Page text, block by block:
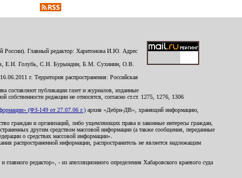
России). Главный редактор: Харитонова И.Ю. Адрес
Е.Н. Голубь, С.Н. Бурындин, Б.М. Сухинин, О.В.
г. Территория распространения: Российская
составляют публикации газет и журналов, изданные
редакции не относятся, согласно ст.ст. 1275, 1276, 1306
(ФЗ-149 от 27.07.06 г.) архив «Дебри-ДВ», хранящий информацию,
граждан и организаций, либо ущемляющих права и законные интересы граждан,
другим средством массовой информации (а также сообщения, переданные
о средствах массовой информации».
распространенной информации, распространитель не является надлежащим
редактор», - из апелляционного определения Хабаровского краевого суда